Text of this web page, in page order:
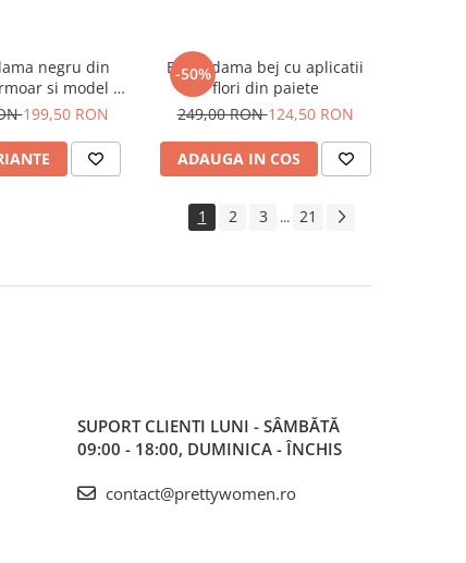
negru din
si model pe
199,50 RON
-50%
Bluza dama bej cu aplicatii
flori din paiete
249,00 RON124,50 RON
ADAUGA IN COS
1 2 3 ... 21
SUPORT CLIENTI LUNI - SÂMBĂTĂ
09:00 - 18:00, DUMINICA - ÎNCHIS
contact@prettywomen.ro